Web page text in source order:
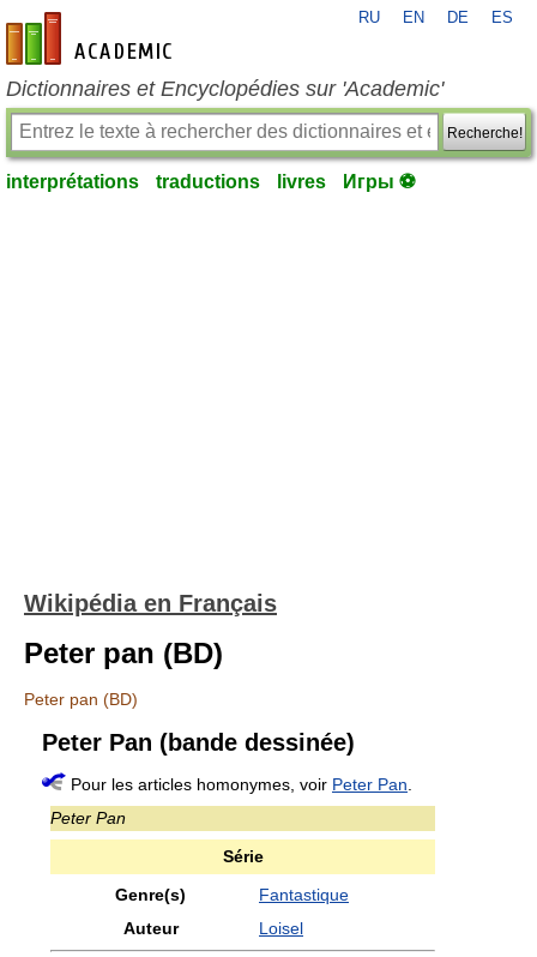
fr-academic.com
RU EN DE ES
Dictionnaires et Encyclopédies sur 'Academic'
Recherche!
interprétations traductions livres Игры ⚽
Wikipédia en Français
Peter pan (BD)
Peter pan (BD)
Peter Pan (bande dessinée)
Pour les articles homonymes, voir Peter Pan
Peter Pan
Série
Genre(s)
Fantastique
Auteur
Loisel